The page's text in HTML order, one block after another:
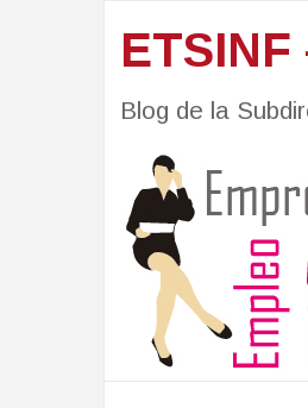
Blog de la